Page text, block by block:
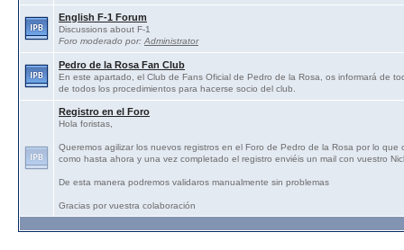
English F-1 Forum
Discussions about F-1
Foro moderado por: Administrator
Pedro de la Rosa Fan Club
En este apartado, el Club de Fans Oficial de Pedro de la Rosa, os informará de
de todos los procedimientos para hacerse socio del club.
Registro en el Foro
Hola foristas,
Queremos agilizar los nuevos registros en el Foro de Pedro de la Rosa por lo
como hasta ahora y una vez completado el registro enviéis un mail con vuestro
De esta manera podremos validaros manualmente sin problemas
Gracias por vuestra colaboración